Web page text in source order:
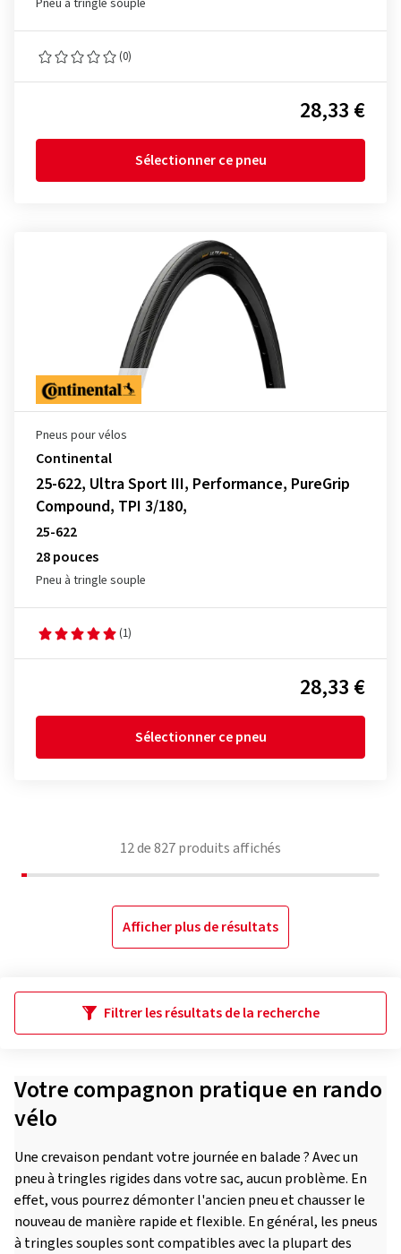
Pneu à tringle souple
(0)
28,33 €
Sélectionner ce pneu
Pneus pour vélos
Continental
25-622, Ultra Sport III, Performance, PureGrip
Compound, TPI 3/180,
25-622
28 pouces
Pneu à tringle souple
(1)
28,33 €
Sélectionner ce pneu
12de827produits affichés
Afficher plus de résultats
Filtrer les résultats de la recherche
Votre compagnon pratique en rando
vélo
Une crevaison pendant votre journée en balade ? Avec un
pneu à tringles rigides dans votre sac, aucun problème. En
effet, vous pourrez démonter l'ancien pneu et chausser le
nouveau de manière rapide et flexible. En général, les pneus
à tringles souples sont compatibles avec la plupart des